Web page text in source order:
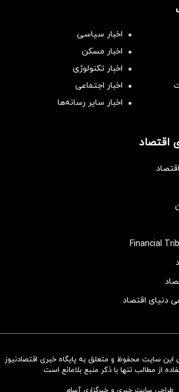
سرمایه‌گذاری همسنگ با شاخص
اخبار سیاسی
اخبار مسکن
اخبار تکنولوژی
اخبار اجتماعی
اخبار سایر رسانه‌‌ها
اقتصاد
دنیای اقتصاد
سایت محفوظ و متعلق به پایگاه خبری اقتصادنیوز
از مطالب تنها با ذکر منبع بلامانع است